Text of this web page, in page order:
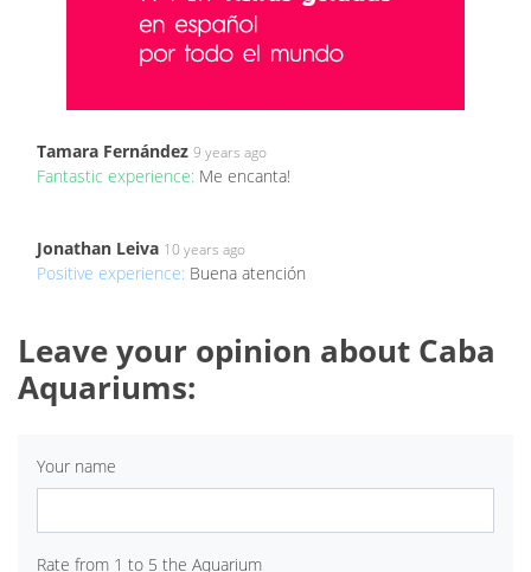
Tamara Fernández 9 years ago
Fantastic experience: Me encanta!
Jonathan Leiva 10 years ago
Positive experience: Buena atención
Leave your opinion about Caba
Aquariums:
Your name
Rate from 1 to 5 the Aquarium